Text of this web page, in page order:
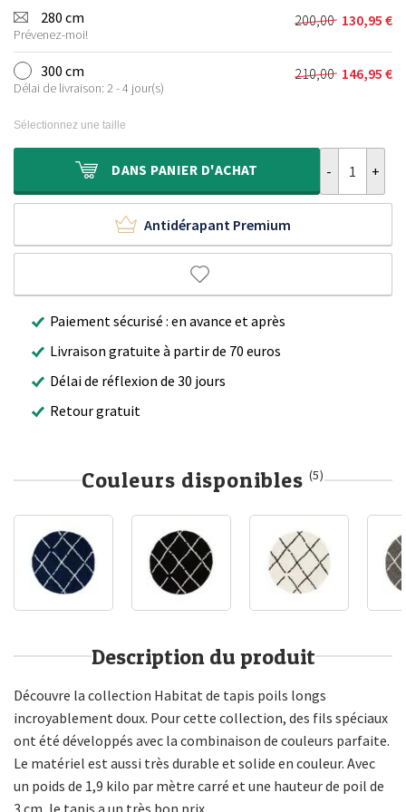
initial
était :
140,00 €.
actuel
est :
103,95 €.
280 cm
Prévenez-moi!
200,00
Le
prix
initial
était :
130,95 €
Le
prix
actuel
est :
300 cm
Délai de livraison: 2 - 4 jour(s)
210,00
Le
210,00 €.
146,95 €
Le
146,95 €.
Sélectionnez une taille
DANS PANIER D'ACHAT
Antidérapant Premium
Paiement sécurisé : en avance et après
Livraison gratuite à partir de 70 euros
Délai de réflexion de 30 jours
Retour gratuit
Couleurs disponibles (5)
Description du produit
Découvre la collection Habitat de tapis poils longs
incroyablement doux. Pour cette collection, des fils spéciaux
ont été développés avec la combinaison de couleurs parfaite.
Le matériel est aussi très durable et solide en couleur. Avec
un poids de 1,9 kilo par mètre carré et une hauteur de poil de
3 cm, le tapis a un très bon prix.